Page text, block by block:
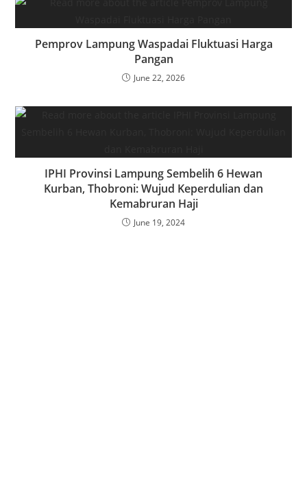
Pemprov Lampung Waspadai Fluktuasi Harga
Pangan
June 22, 2026
IPHI Provinsi Lampung Sembelih 6 Hewan
Kurban, Thobroni: Wujud Keperdulian dan
Kemabruran Haji
June 19, 2024